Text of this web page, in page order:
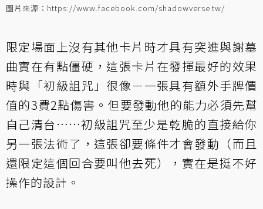
圖片來源：https://www.facebook.com/shadowverse.tw/
限定場面上沒有其他卡片時才具有突進與謝墓
曲實在有點僵硬，這張卡片在發揮最好的效果
時與「初級詛咒 」很像－一張具有額外手牌價
值的3費2點傷害。但要發動他的能力必須先幫
自己清台……初級詛咒至少是乾脆的直接給你
另一張法術了，這張卻要條件才會發動（而且
還限定這個回合要叫他去死），實在是挺不好
操作的設計。